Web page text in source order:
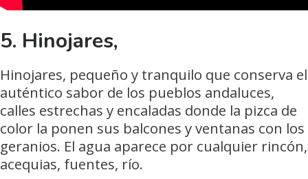
5. Hinojares,
Hinojares, pequeño y tranquilo que conserva el
auténtico sabor de los pueblos andaluces,
calles estrechas y encaladas donde la pizca de
color la ponen sus balcones y ventanas con los
geranios. El agua aparece por cualquier rincón,
acequias, fuentes, río.